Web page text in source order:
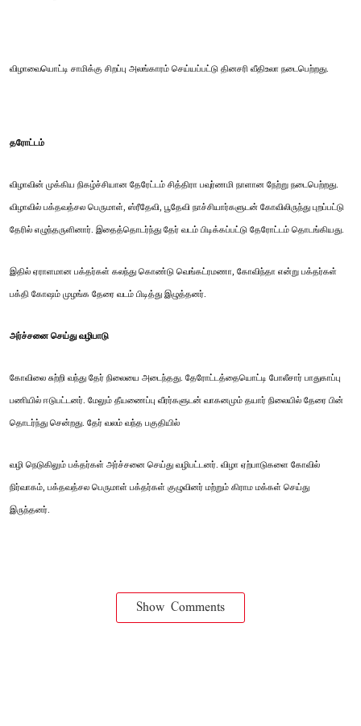
விழாவையொட்டி சாமிக்கு சிறப்பு அலங்காரம் செய்யப்பட்டு தினசரி வீதிஉலா நடைபெற்றது.
தரோட்டம்
விழாவின் முக்கிய நிகழ்ச்சியான தேரேட்டம் சித்திரா பவுர்ணமி நாளான நேற்று நடைபெற்றது.
விழாவில் பக்தவத்சல பெருமாள், ஸ்ரீதேவி, பூதேவி நாச்சியார்களுடன் கோவிலிருந்து புறப்பட்டு
தேரில் எழுந்தருளினார். இதைத்தொடர்ந்து தேர் வடம் பிடிக்கப்பட்டு தேரோட்டம் தொடங்கியது.
இதில் ஏராளமான பக்தர்கள் கலந்து கொண்டு வெங்கட்ரமணா, கோவிந்தா என்று பக்தர்கள்
பக்தி கோஷம் முழங்க தேரை வடம் பிடித்து இழுத்தனர்.
அர்ச்சனை செய்து வழிபாடு
கோவிலை சுற்றி வந்து தேர் நிலையை அடைந்தது. தேரோட்டத்தையொட்டி போலீசார் பாதுகாப்பு
பணியில் ஈடுபட்டனர். மேலும் தீயணைப்பு வீரர்களுடன் வாகனமும் தயார் நிலையில் தேரை பின்
தொடர்ந்து சென்றது. தேர் வலம் வந்த பகுதியில்
வழி நெடுகிலும் பக்தர்கள் அர்ச்சனை செய்து வழிபட்டனர். விழா ஏற்பாடுகளை கோவில்
நிர்வாகம், பக்தவத்சல பெருமாள் பக்தர்கள் குழுவினர் மற்றும் கிராம மக்கள் செய்து
இருந்தனர்.
Show Comments